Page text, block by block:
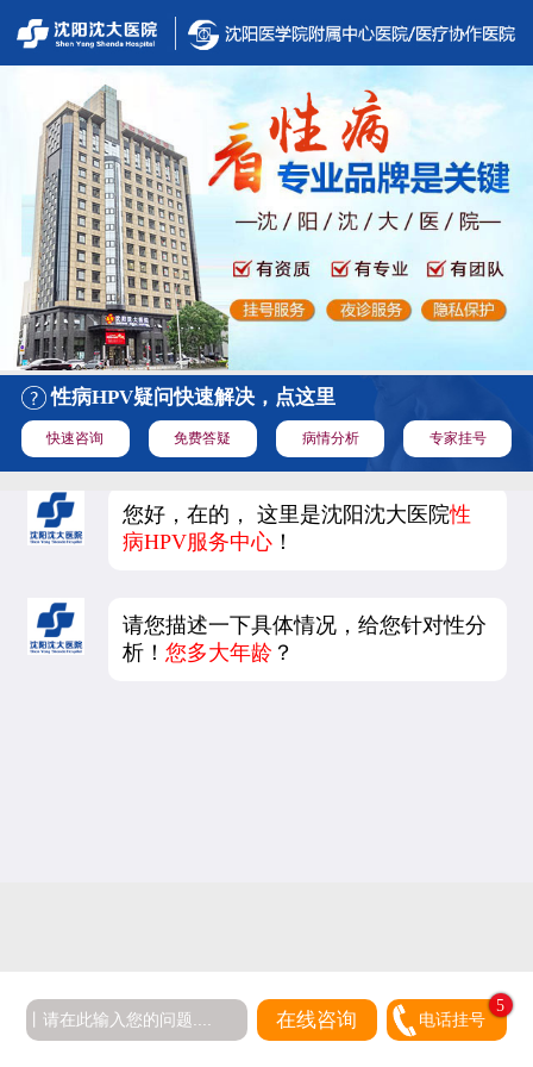
性病HPV疑问快速解决，点这里
快速咨询 免费答疑 病情分析 专家挂号
您好，在的， 这里是沈阳沈大医院性
病HPV服务中心！
请您描述一下具体情况，给您针对性分
析！ 您多大年龄？
在线咨询 电话挂号
5